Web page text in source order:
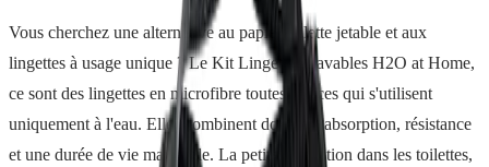
Vous cherchez une alternative au papier toilette jetable et aux
lingettes à usage unique ? Le Kit Lingettes Lavables H2O at Home,
ce sont des lingettes en microfibre toutes douces qui s'utilisent
uniquement à l'eau. Elles combinent douceur, absorption, résistance
et une durée de vie maximale. La petite révolution dans les toilettes,